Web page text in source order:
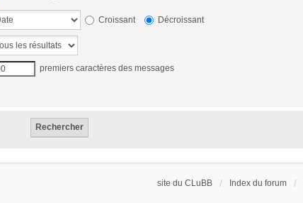
Croissant Décroissant
premiers caractères des messages
site du CLuBB Index du forum